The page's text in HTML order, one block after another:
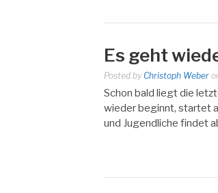
Es geht
Posted by Christoph Weber
Schon bald liegt die
wieder beginnt, startet
und Jugendliche findet